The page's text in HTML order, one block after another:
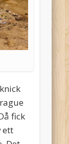
fick
ett